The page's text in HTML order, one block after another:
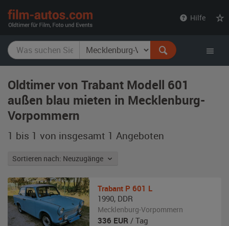
Hilfe
Oldtimer von Trabant Modell 601
außen blau mieten in Mecklenburg-
Vorpommern
1 bis 1 von insgesamt 1 Angeboten
Sortieren nach: Neuzugänge
Trabant P 601 L
1990, DDR
Mecklenburg-Vorpommern
336 EUR / Tag